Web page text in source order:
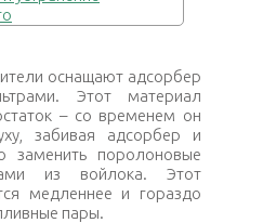
оснащают адсорбер
Этот материал
– со временем он
забивая адсорбер и
заменить поролоновые
из войлока. Этот
медленнее и гораздо
пары.